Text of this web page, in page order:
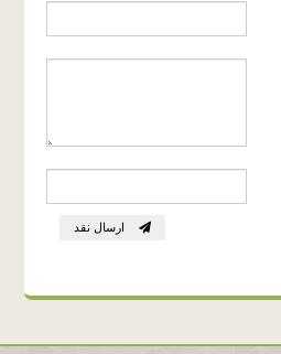
ارسال نقد